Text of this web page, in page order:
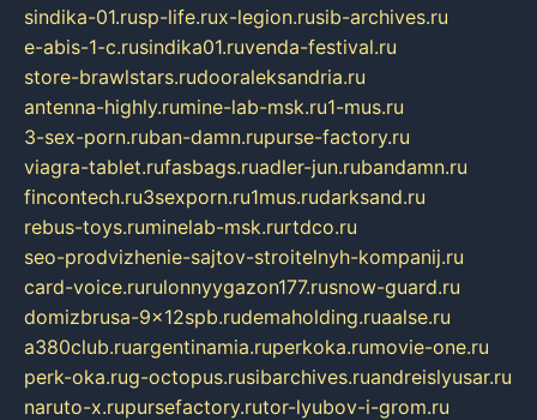
sindika-01.rusp-life.rux-legion.rusib-archives.ru
e-abis-1-c.rusindika01.ruvenda-festival.ru
store-brawlstars.rudooraleksandria.ru
antenna-highly.rumine-lab-msk.ru1-mus.ru
3-sex-porn.ruban-damn.rupurse-factory.ru
viagra-tablet.rufasbags.ruadler-jun.rubandamn.ru
fincontech.ru3sexporn.ru1mus.rudarksand.ru
rebus-toys.ruminelab-msk.rurtdco.ru
seo-prodvizhenie-sajtov-stroitelnyh-kompanij.ru
card-voice.rurulonnyygazon177.rusnow-guard.ru
domizbrusa-9x12spb.rudemaholding.ruaalse.ru
a380club.ruargentinamia.ruperkoka.rumovie-one.ru
perk-oka.rug-octopus.rusibarchives.ruandreislyusar.ru
naruto-x.rupursefactory.rutor-lyubov-i-grom.ru